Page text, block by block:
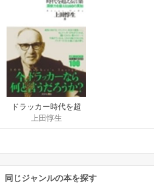
ドラッカー時代を超
える言葉
上田惇生
同じジャンルの本を探す